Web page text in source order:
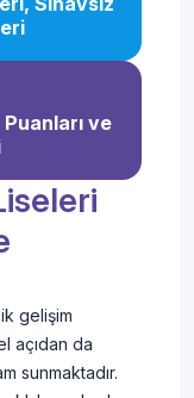
ve
gelişim
açıdan da
sunmaktadır.